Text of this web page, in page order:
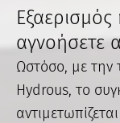
αγνοήσετε
Ωστόσο, με την
Hydrous, το